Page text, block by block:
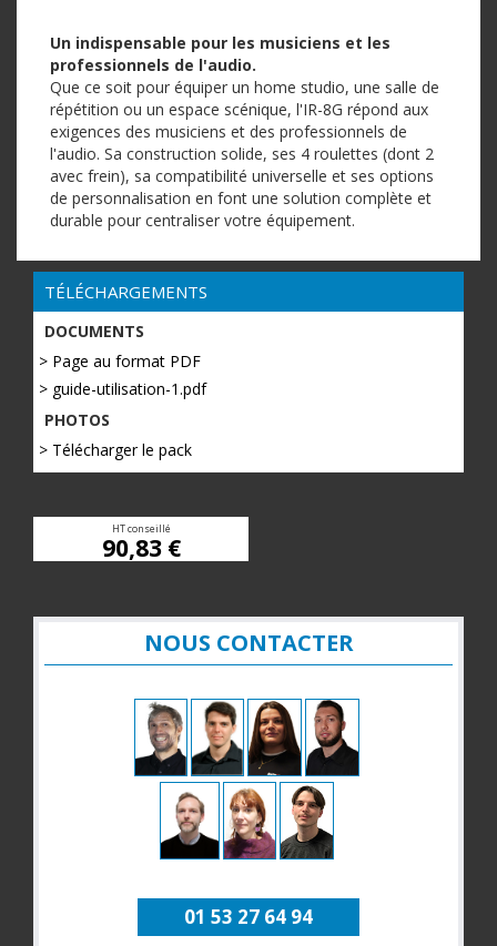
Un indispensable pour les musiciens et les
professionnels de l'audio.
Que ce soit pour équiper un home studio, une salle de
répétition ou un espace scénique, l'IR-8G répond aux
exigences des musiciens et des professionnels de
l'audio. Sa construction solide, ses 4 roulettes (dont 2
avec frein), sa compatibilité universelle et ses options
de personnalisation en font une solution complète et
durable pour centraliser votre équipement.
TÉLÉCHARGEMENTS
DOCUMENTS
> Page au format PDF
> guide-utilisation-1.pdf
PHOTOS
> Télécharger le pack
HT conseillé
90,83 €
NOUS CONTACTER
01 53 27 64 94